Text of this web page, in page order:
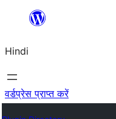
सामग्री
जाएं
Hindi
वर्डप्रेस प्राप्त करें